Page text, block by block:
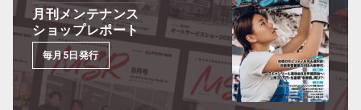
月刊メンテナンス
ショップレポート
毎月5日発行